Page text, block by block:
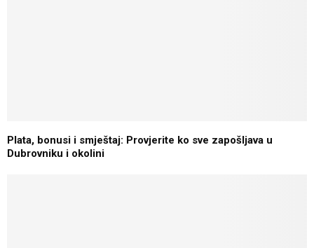
Plata, bonusi i smještaj: Provjerite ko sve zapošljava u
Dubrovniku i okolini